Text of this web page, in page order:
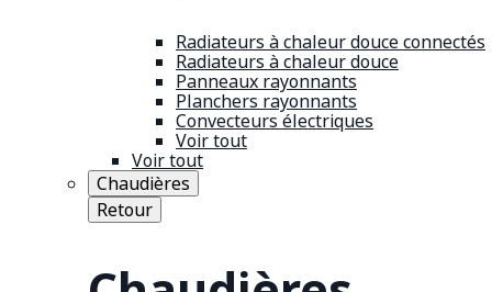
Radiateurs à chaleur douce connectés
Radiateurs à chaleur douce
Panneaux rayonnants
Planchers rayonnants
Convecteurs électriques
Voir tout
Voir tout
Chaudières
Retour